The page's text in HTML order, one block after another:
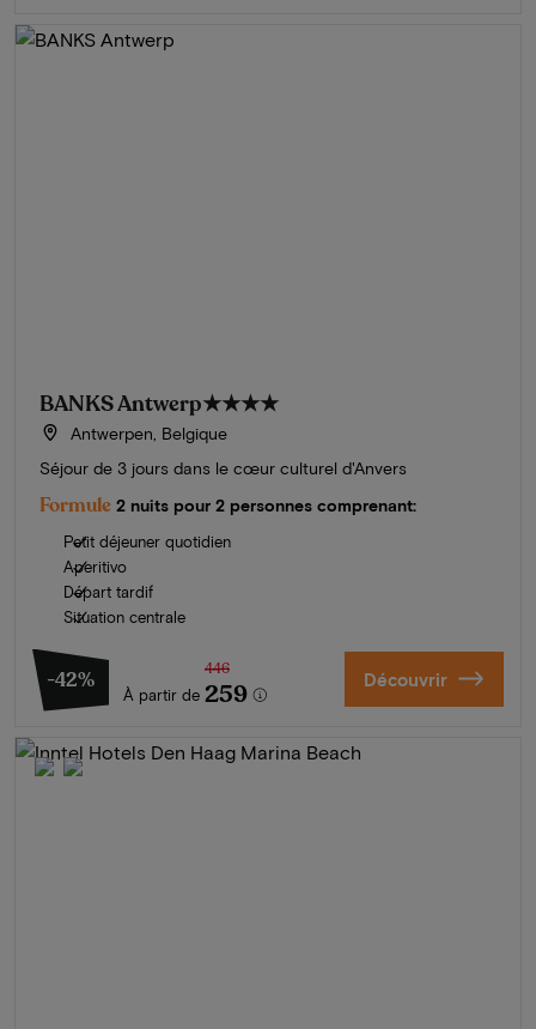
BANKS Antwerp★★★★
Antwerpen, Belgique
Séjour de 3 jours dans le cœur culturel d'Anvers
Formule 2 nuits pour 2 personnes comprenant:
Petit déjeuner quotidien
Aperitivo
Départ tardif
Situation centrale
-42%
À partir de
446
259 Découvrir